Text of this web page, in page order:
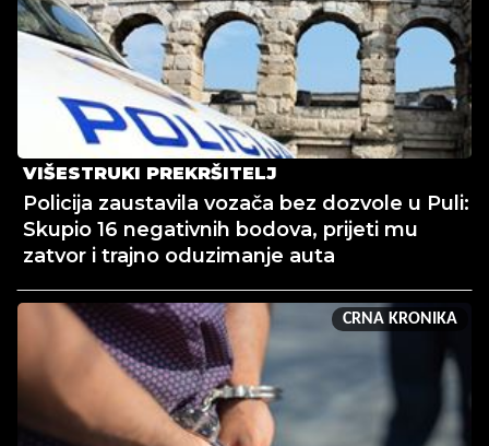
VIŠESTRUKI PREKRŠITELJ
Policija zaustavila vozača bez dozvole u Puli:
Skupio 16 negativnih bodova, prijeti mu
zatvor i trajno oduzimanje auta
CRNA KRONIKA